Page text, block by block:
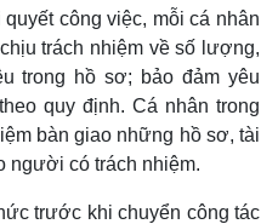
Ảnh
E-Magazine
công việc, mỗi cá nhân
trách nhiệm về số lượng,
trong hồ sơ; bảo đảm yêu
quy định. Cá nhân trong
bàn giao những hồ sơ, tài
người có trách nhiệm.
trước khi chuyển công tác